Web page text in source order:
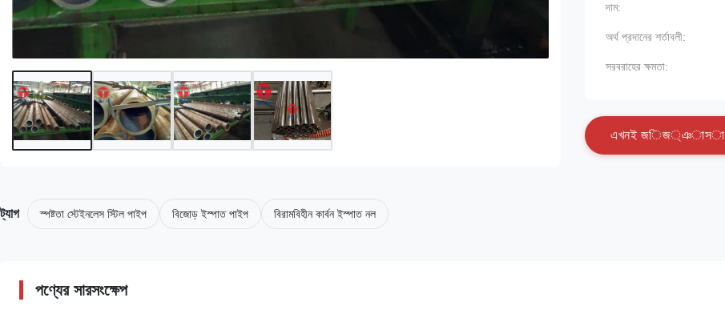
দাম:
অর্থ প্রদানের শর্তাবলী:
সরবরাহের ক্ষমতা:
এখনই জিজ্ঞাসা
ট্যাগ স্পষ্টতা স্টেইনলেস স্টিল পাইপ বিজোড় ইস্পাত পাইপ বিরামবিহীন কার্বন ইস্পাত নল
পণ্যের সারসংক্ষেপ